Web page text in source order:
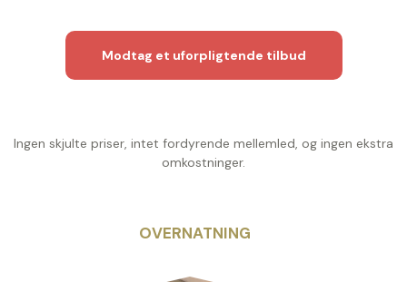
Modtag et uforpligtende tilbud
Ingen skjulte priser, intet fordyrende mellemled, og ingen ekstra
omkostninger.
OVERNATNING